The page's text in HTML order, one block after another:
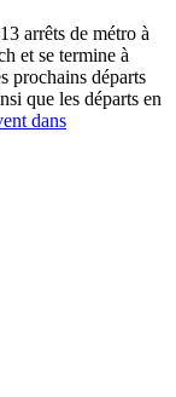
arrêts de métro à
et se termine à
prochains départs
que les départs en
dans